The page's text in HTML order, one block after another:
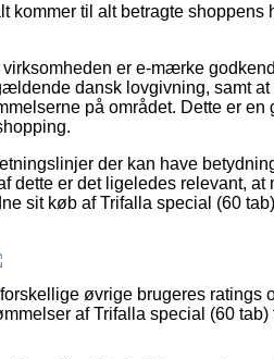
kommer til alt betragte shoppens
er e-mærke
dansk lovgivning, samt
på området. Dette er en
der kan have
dette er det ligeledes relevant, at
sit køb af Trifalla special (60
øvrige brugeres ratings
af Trifalla special (60 tab)